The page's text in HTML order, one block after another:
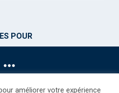
POUR
améliorer votre expérience